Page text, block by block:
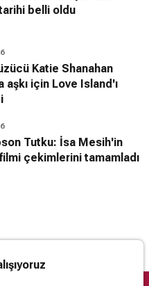
belli oldu
Katie Shanahan
aşkı için Love Island'ı
Tutku: İsa Mesih'in
çekimlerini tamamladı